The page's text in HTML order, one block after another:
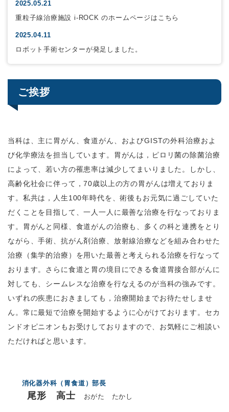
2025.05.21
重粒子線治療施設 i-ROCK のホームページはこちら
2025.04.11
ロボット手術センターが発足しました。
ご挨拶
当科は、主に胃がん、食道がん、およびGISTの外科治療およ
び化学療法を担当しています。胃がんは，ピロリ菌の除菌治療
によって、若い方の罹患率は減少してまいりました。しかし、
高齢化社会に伴って，70歳以上の方の胃がんは増えておりま
す。私共は，人生100年時代を、術後もお元気に過ごしていた
だくことを目指して、一人一人に最善な治療を行なっておりま
す。胃がんと同様、食道がんの治療も、多くの科と連携をとり
ながら、手術、抗がん剤治療、放射線治療などを組み合わせた
治療（集学的治療）を用いた最善と考えられる治療を行なって
おります。さらに食道と胃の境目にできる食道胃接合部がんに
対しても、シームレスな治療を行なえるのが当科の強みです。
いずれの疾患におきましても，治療開始までお待たせしませ
ん。常に最短で治療を開始するように心がけております。セカ
ンドオピニオンもお受けしておりますので、お気軽にご相談い
ただければと思います。
消化器外科（胃食道）部長
尾形 高士 おがた たかし